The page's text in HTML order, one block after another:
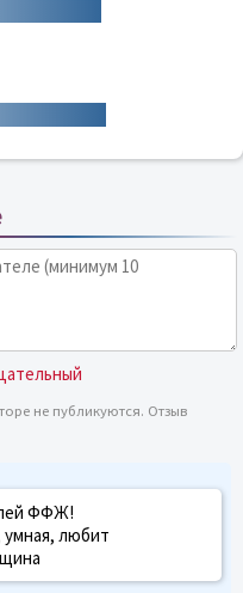
не публикуются. Отзыв
ФФЖ!
умная, любит